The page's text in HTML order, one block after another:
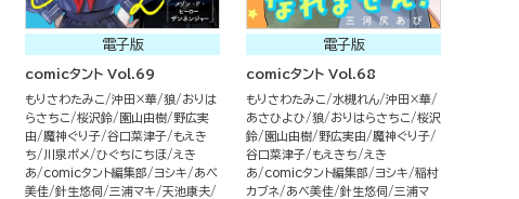
電子版
comicタント Vol.69
もりさわたみこ 沖田×華 狼
おりは
らさちこ
桜沢鈴 園山由樹
野広実
由
魔神ぐり子 谷口菜津子 もえき
ち
川泉ポメ ひぐちにちほ
えき
あ
comicタント編集部 ヨシキ
あべ
美佳 針生悠伺 三浦マキ
天池康夫
電子版
comicタント Vol.68
もりさわたみこ 水槻れん 沖田×華
あさひよひ
狼 おりはらさちこ
桜沢
鈴
園山由樹 野広実由
魔神ぐり子
谷口菜津子 もえきち
えき
あ
comicタント編集部 ヨシキ
稲村
カブネ
あべ美佳 針生悠伺
三浦マ